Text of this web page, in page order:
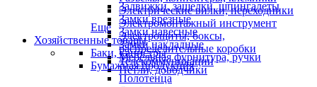
Электрические вилки, переходники
Электромонтажный инструмент
Электрощиты, боксы,
распределительные коробки
Телекоммуникации
Задвижки, защелки, шпингалеты
Замки врезные
Замки навесные
Замки накладные
Мебельная фурнитура, ручки
Петли, доводчики
Еще
Хозяйственные товары
Баки, канистры
Бумажная продукция
Полотенца